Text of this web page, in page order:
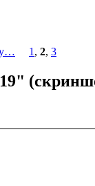
1 , 2, 3